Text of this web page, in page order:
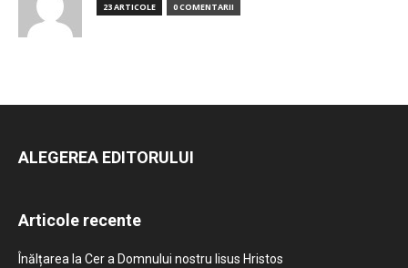
23 ARTICOLE 0 COMENTARII
ALEGEREA EDITORULUI
Articole recente
Înălțarea la Cer a Domnului nostru Iisus Hristos